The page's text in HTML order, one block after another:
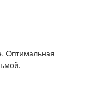
Оптимальная